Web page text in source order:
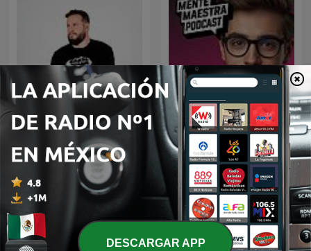
Diego Ruzzarin Mente Maestra Podcast
DESCARGAR APP